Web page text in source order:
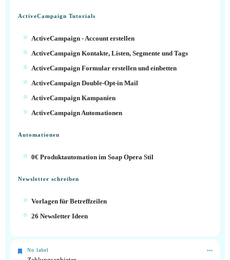
ActiveCampaign Tutorials
ActiveCampaign - Account erstellen
ActiveCampaign Kontakte, Listen, Segmente und Tags
ActiveCampaign Formular erstellen und einbetten
ActiveCampaign Double-Opt-in Mail
ActiveCampaign Kampanien
ActiveCampaign Automationen
Automationen
0€ Produktautomation im Soap Opera Stil
Newsletter schreiben
Vorlagen für Betreffzeilen
26 Newsletter Ideen
No label